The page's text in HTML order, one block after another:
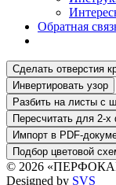
Обратная
© 2026
Designed by SVS